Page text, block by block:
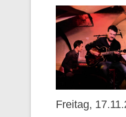
Freitag,